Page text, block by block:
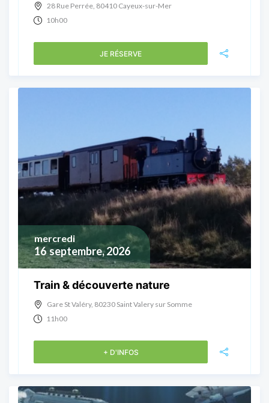
28 Rue Perrée, 80410 Cayeux-sur-Mer
10h00
JE RÉSERVE
16 septembre, 2026
mercredi
Train & découverte nature
Gare St Valéry, 80230 Saint Valery sur Somme
11h00
+ D'INFOS